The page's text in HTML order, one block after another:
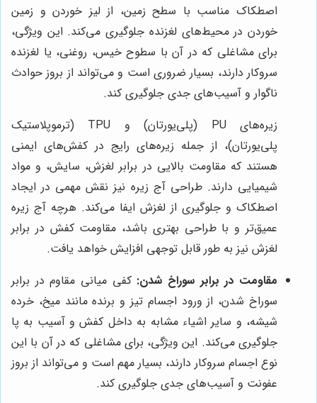
اصطکاک مناسب با سطح زمین، از لیز خوردن و زمین
خوردن در محیط‌های لغزنده جلوگیری می‌کند. این ویژگی،
برای مشاغلی که در آن با سطوح خیس، روغنی، یا لغزنده
سروکار دارند، بسیار ضروری است و می‌تواند از بروز حوادث
ناگوار و آسیب‌های جدی جلوگیری کند.
زیره‌های PU (پلی‌یورتان) و TPU (ترموپلاستیک
پلی‌یورتان)، از جمله زیره‌های رایج در کفش‌های ایمنی
هستند که مقاومت بالایی در برابر لغزش، سایش، و مواد
شیمیایی دارند. طراحی آج زیره نیز نقش مهمی در ایجاد
اصطکاک و جلوگیری از لغزش ایفا می‌کند. هرچه آج زیره
عمیق‌تر و با طراحی بهتری باشد، مقاومت کفش در برابر
لغزش نیز به طور قابل توجهی افزایش خواهد یافت.
مقاومت در برابر سوراخ شدن: کفی میانی مقاوم در برابر
سوراخ شدن، از ورود اجسام تیز و برنده مانند میخ، خرده
شیشه، و سایر اشیاء مشابه به داخل کفش و آسیب به پا
جلوگیری می‌کند. این ویژگی، برای مشاغلی که در آن با این
نوع اجسام سروکار دارند، بسیار مهم است و می‌تواند از بروز
عفونت و آسیب‌های جدی جلوگیری کند.